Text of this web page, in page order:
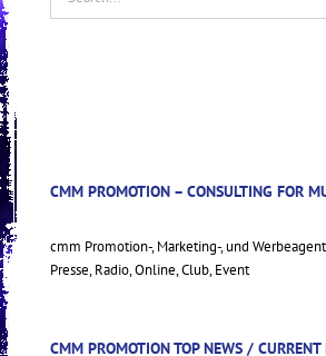
CMM PROMOTION – CONSULTING FOR
cmm Promotion-, Marketing-, und
Presse, Radio, Online, Club, Event
CMM PROMOTION TOP NEWS / CURRENT